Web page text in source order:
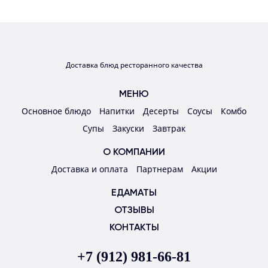
Доставка блюд ресторанного качества
МЕНЮ
Основное блюдо
Напитки Десерты Соусы
Комбо
Супы
Закуски Завтрак
О КОМПАНИИ
Доставка и оплата
Партнерам Акции
ЕДАМАТЫ
ОТЗЫВЫ
КОНТАКТЫ
+7 (912) 981-66-81